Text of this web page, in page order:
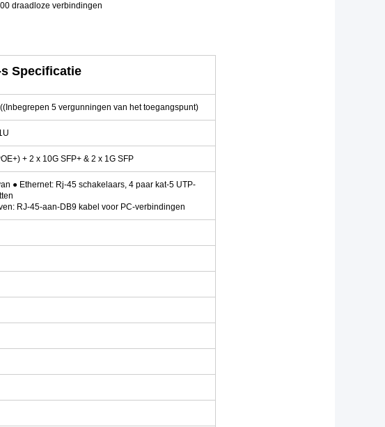
draadloze verbindingen
Specificatie
5 vergunningen van het toegangspunt)
+ 2 x 10G SFP+ & 2 x 1G SFP
● Ethernet: Rj-45 schakelaars, 4 paar kat-5 UTP-
RJ-45-aan-DB9 kabel voor PC-verbindingen